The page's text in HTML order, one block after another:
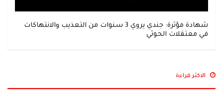
شهادة مؤثرة: جندي يروي 3 سنوات من التعذيب والانتهاكات
في معتقلات الحوثي
الاكثر قراءة